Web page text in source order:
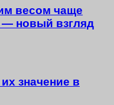
весом чаще
— новый взгляд
значение в